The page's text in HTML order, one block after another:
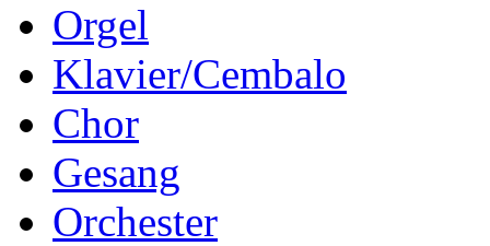
Orgel
Klavier/Cembalo
Chor
Gesang
Orchester